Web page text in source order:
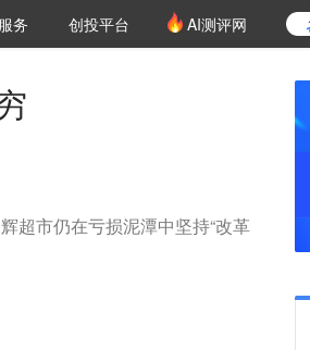
堂务 创投平台 AI测评网
超市仍在亏损泥潭中坚持“改革